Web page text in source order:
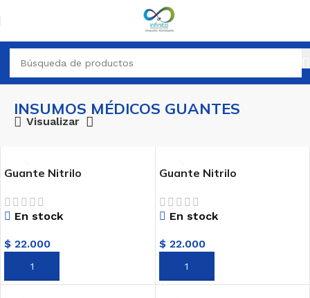
INSUMOS MÉDICOS GUANTES
Visualizar
Guante Nitrilo
100 Unid. New Stetic
En stock
$ 22.000
AÑADIR AL CARRITO
Guante Nitrilo
X 100 U New Stetic
En stock
$22.000
AÑADIR AL CARRITO